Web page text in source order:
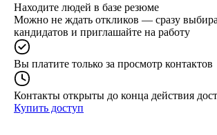
Находите людей в базе резюме
Можно не ждать откликов — сразу
кандидатов и приглашайте на работу
Вы платите только за просмотр контактов
Контакты открыты до конца действия
Купить доступ